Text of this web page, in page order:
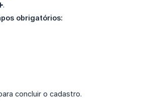
.
obrigatórios:
concluir o cadastro.